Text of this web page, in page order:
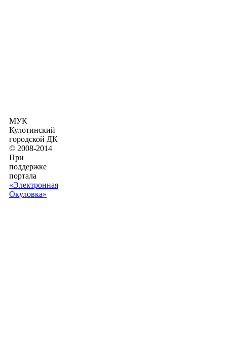
МУК
Кулотинский
городской ДК
© 2008-2014
При
поддержке
портала
«Электронная
Окуловка»